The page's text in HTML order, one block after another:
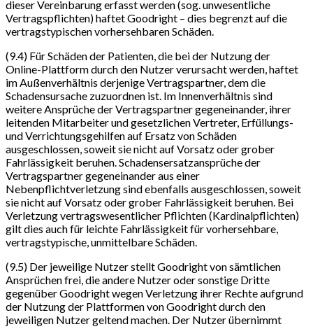
dieser Vereinbarung erfasst werden (sog. unwesentliche
Vertragspflichten) haftet Goodright – dies begrenzt auf die
vertragstypischen vorhersehbaren Schäden.
(9.4) Für Schäden der Patienten, die bei der Nutzung der
Online-Plattform durch den Nutzer verursacht werden, haftet
im Außenverhältnis derjenige Vertragspartner, dem die
Schadensursache zuzuordnen ist. Im Innenverhältnis sind
weitere Ansprüche der Vertragspartner gegeneinander, ihrer
leitenden Mitarbeiter und gesetzlichen Vertreter, Erfüllungs-
und Verrichtungsgehilfen auf Ersatz von Schäden
ausgeschlossen, soweit sie nicht auf Vorsatz oder grober
Fahrlässigkeit beruhen. Schadensersatzansprüche der
Vertragspartner gegeneinander aus einer
Nebenpflichtverletzung sind ebenfalls ausgeschlossen, soweit
sie nicht auf Vorsatz oder grober Fahrlässigkeit beruhen. Bei
Verletzung vertragswesentlicher Pflichten (Kardinalpflichten)
gilt dies auch für leichte Fahrlässigkeit für vorhersehbare,
vertragstypische, unmittelbare Schäden.
(9.5) Der jeweilige Nutzer stellt Goodright von sämtlichen
Ansprüchen frei, die andere Nutzer oder sonstige Dritte
gegenüber Goodright wegen Verletzung ihrer Rechte aufgrund
der Nutzung der Plattformen von Goodright durch den
jeweiligen Nutzer geltend machen. Der Nutzer übernimmt